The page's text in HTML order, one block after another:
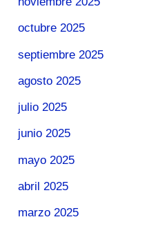
octubre 2025
septiembre 2025
agosto 2025
julio 2025
junio 2025
mayo 2025
abril 2025
marzo 2025